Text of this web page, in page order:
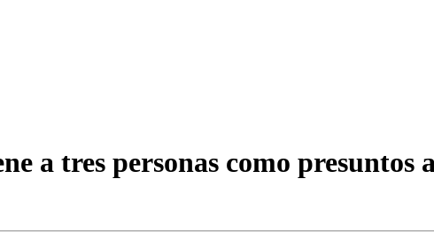
a tres personas como presuntos